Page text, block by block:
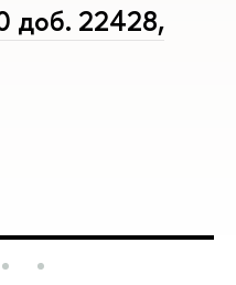
доб. 22428,